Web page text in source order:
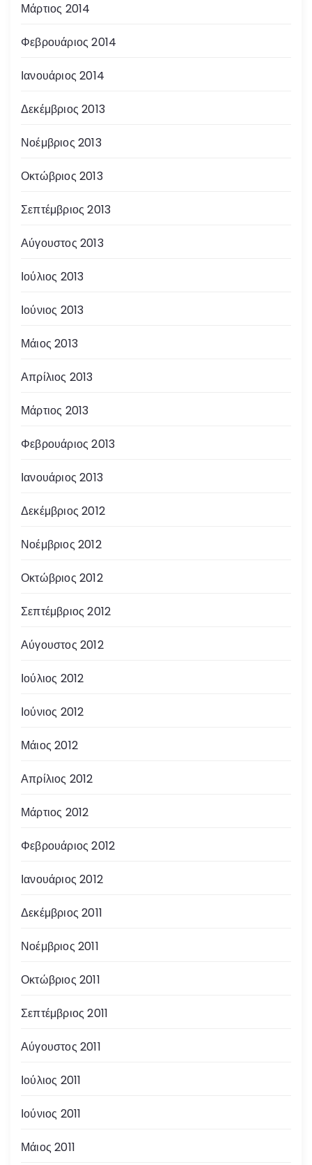
Μάρτιος 2014
Φεβρουάριος 2014
Ιανουάριος 2014
Δεκέμβριος 2013
Νοέμβριος 2013
Οκτώβριος 2013
Σεπτέμβριος 2013
Αύγουστος 2013
Ιούλιος 2013
Ιούνιος 2013
Μάιος 2013
Απρίλιος 2013
Μάρτιος 2013
Φεβρουάριος 2013
Ιανουάριος 2013
Δεκέμβριος 2012
Νοέμβριος 2012
Οκτώβριος 2012
Σεπτέμβριος 2012
Αύγουστος 2012
Ιούλιος 2012
Ιούνιος 2012
Μάιος 2012
Απρίλιος 2012
Μάρτιος 2012
Φεβρουάριος 2012
Ιανουάριος 2012
Δεκέμβριος 2011
Νοέμβριος 2011
Οκτώβριος 2011
Σεπτέμβριος 2011
Αύγουστος 2011
Ιούλιος 2011
Ιούνιος 2011
Μάιος 2011